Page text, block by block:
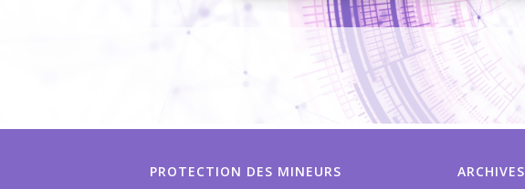
PROTECTION DES MINEURS ARCHIVES